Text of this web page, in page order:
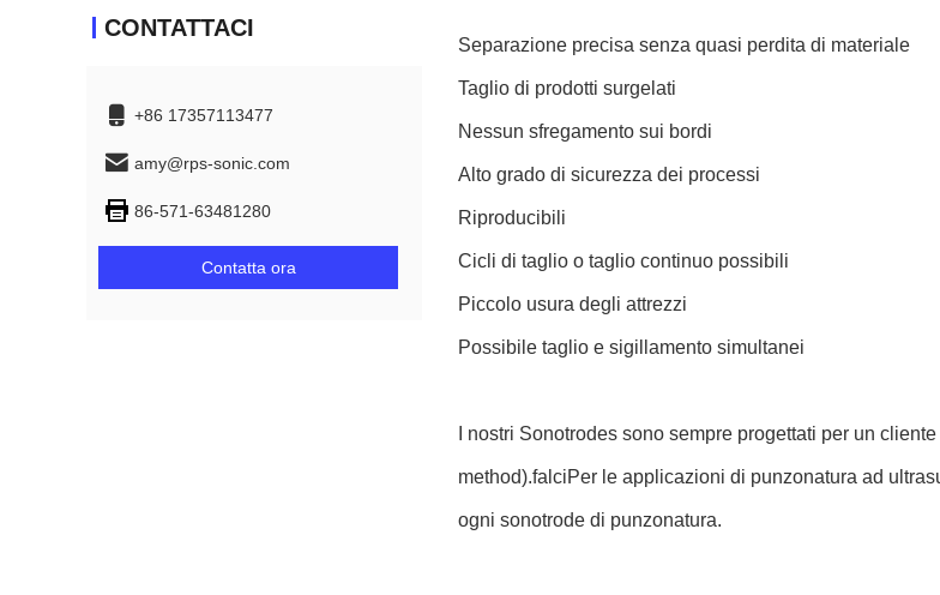
CONTATTACI
+86 17357113477
amy@rps-sonic.com
86-571-63481280
Contatta ora
Separazione precisa senza quasi perdita di materiale
Taglio di prodotti surgelati
Nessun sfregamento sui bordi
Alto grado di sicurezza dei processi
Riproducibili
Cicli di taglio o taglio continuo possibili
Piccolo usura degli attrezzi
Possibile taglio e sigillamento simultanei
I nostri Sonotrodes sono sempre progettati per un
method).falciPer le applicazioni di punzonatura ad
ogni sonotrode di punzonatura.